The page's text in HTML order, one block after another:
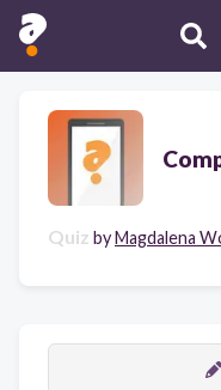
Quiz byMagdalena